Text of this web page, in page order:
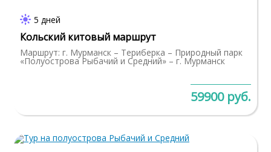
5 дней
Кольский китовый маршрут
Маршрут: г. Мурманск – Териберка – Природный парк
«Полуострова Рыбачий и Средний» – г. Мурманск
59900 руб.